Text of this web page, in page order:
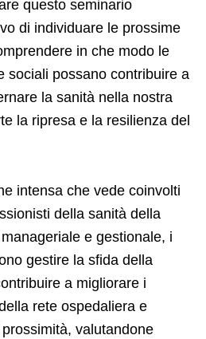
questo seminario
di individuare le prossime
in che modo le
sociali possano contribuire a
la sanità nella nostra
la ripresa e la resilienza del
intensa che vede coinvolti
della sanità della
e gestionale, i
gestire la sfida della
a migliorare i
rete ospedaliera e
valutandone